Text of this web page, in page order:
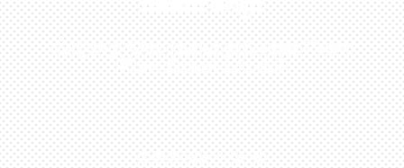
Kunjungi Atau Hubungi Dealer Resmi
Kami Di Kota Anda!
0813-1054-7548